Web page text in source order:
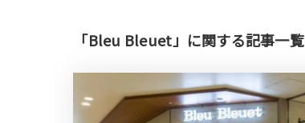
「Bleu Bleuet」に関する記事一覧